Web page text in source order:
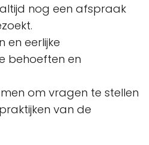
nog een afspraak
en eerlijke
behoeften en
om vragen te stellen
van de